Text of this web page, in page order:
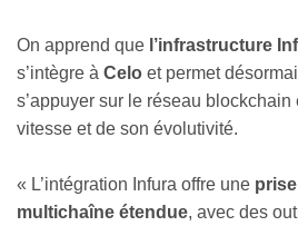
On apprend que l’infrastructure
s’intègre à Celo et permet
s’appuyer sur le réseau
vitesse et de son évolutivité.
« L’intégration Infura offre une
multichaîne étendue, avec des